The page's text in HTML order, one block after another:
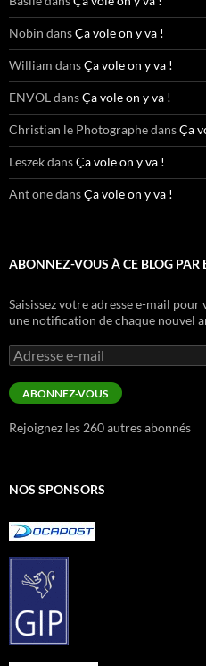
Nobin dansÇa vole on y va !
William dansÇa vole on y va !
ENVOL dansÇa vole on y va !
Christian le PhotographedansÇa
LeszekdansÇa vole on y va !
Ant onedansÇa vole on y va !
ABONNEZ-VOUS À CE BLOG PAR
Saisissez votre adresse e-mail
une notification de chaque nouvel
Adresse
e-
mail
ABONNEZ-VOUS
Rejoignez les 260 autres abonnés
NOS SPONSORS